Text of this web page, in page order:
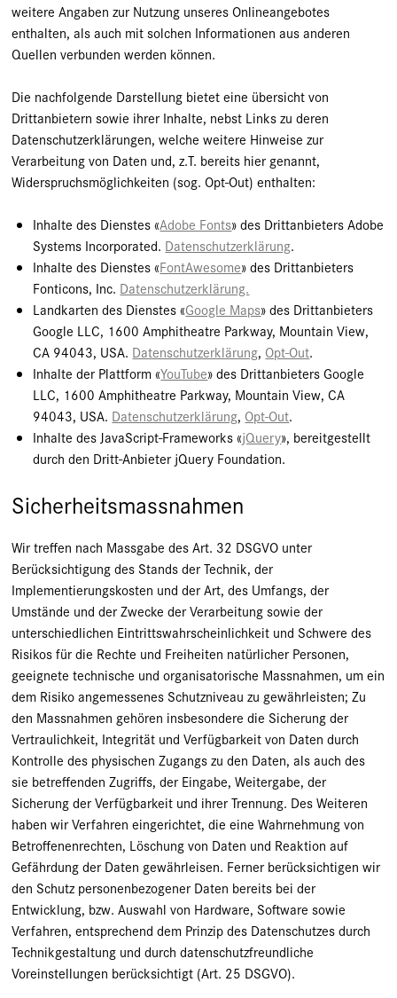
weitere Angaben zur Nutzung unseres Onlineangebotes
enthalten, als auch mit solchen Informationen aus anderen
Quellen verbunden werden können.
Die nachfolgende Darstellung bietet eine übersicht von
Drittanbietern sowie ihrer Inhalte, nebst Links zu deren
Datenschutzerklärungen, welche weitere Hinweise zur
Verarbeitung von Daten und, z.T. bereits hier genannt,
Widerspruchsmöglichkeiten (sog. Opt-Out) enthalten:
Inhalte des Dienstes «Adobe Fonts» des Drittanbieters Adobe
Systems Incorporated. Datenschutzerklärung.
Inhalte des Dienstes «FontAwesome» des Drittanbieters
Fonticons, Inc. Datenschutzerklärung.
Landkarten des Dienstes «Google Maps» des Drittanbieters
Google LLC, 1600 Amphitheatre Parkway, Mountain View,
CA 94043, USA. Datenschutzerklärung, Opt-Out.
Inhalte der Plattform «YouTube» des Drittanbieters Google
LLC, 1600 Amphitheatre Parkway, Mountain View, CA
94043, USA. Datenschutzerklärung, Opt-Out.
Inhalte des JavaScript-Frameworks «jQuery», bereitgestellt
durch den Dritt-Anbieter jQuery Foundation.
Sicherheitsmassnahmen
Wir treffen nach Massgabe des Art. 32 DSGVO unter
Berücksichtigung des Stands der Technik, der
Implementierungskosten und der Art, des Umfangs, der
Umstände und der Zwecke der Verarbeitung sowie der
unterschiedlichen Eintrittswahrscheinlichkeit und Schwere des
Risikos für die Rechte und Freiheiten natürlicher Personen,
geeignete technische und organisatorische Massnahmen, um ein
dem Risiko angemessenes Schutzniveau zu gewährleisten; Zu
den Massnahmen gehören insbesondere die Sicherung der
Vertraulichkeit, Integrität und Verfügbarkeit von Daten durch
Kontrolle des physischen Zugangs zu den Daten, als auch des
sie betreffenden Zugriffs, der Eingabe, Weitergabe, der
Sicherung der Verfügbarkeit und ihrer Trennung. Des Weiteren
haben wir Verfahren eingerichtet, die eine Wahrnehmung von
Betroffenenrechten, Löschung von Daten und Reaktion auf
Gefährdung der Daten gewährleisen. Ferner berücksichtigen wir
den Schutz personenbezogener Daten bereits bei der
Entwicklung, bzw. Auswahl von Hardware, Software sowie
Verfahren, entsprechend dem Prinzip des Datenschutzes durch
Technikgestaltung und durch datenschutzfreundliche
Voreinstellungen berücksichtigt (Art. 25 DSGVO).